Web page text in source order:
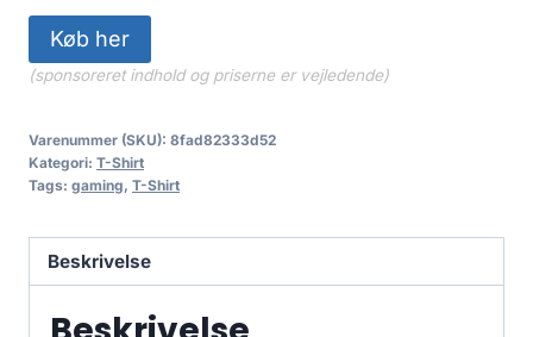
Køb her
(sponsoreret indhold og priserne er vejledende)
Varenummer (SKU): 8fad82333d52
Kategori: T-Shirt
Tags: gaming, T-Shirt
Beskrivelse